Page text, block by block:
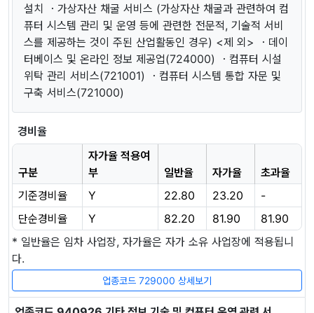
설치 ・가상자산 채굴 서비스 (가상자산 채굴과 관련하여 컴
퓨터 시스템 관리 및 운영 등에 관련한 전문적, 기술적 서비
스를 제공하는 것이 주된 산업활동인 경우) <제 외> ・데이
터베이스 및 온라인 정보 제공업(724000) ・컴퓨터 시설
위탁 관리 서비스(721001) ・컴퓨터 시스템 통합 자문 및
구축 서비스(721000)
경비율
구분
자가율 적용여
부
일반율 자가율
초과율
기준경비율
Y 22.80 23.20
-
단순경비율
Y 82.20 81.90
81.90
* 일반율은 임차 사업장, 자가율은 자가 소유 사업장에 적용됩니
다.
업종코드 729000 상세보기